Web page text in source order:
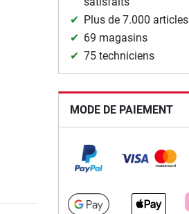
Plus de 7.000 articles
69 magasins
75 techniciens
MODE DE PAIEMENT